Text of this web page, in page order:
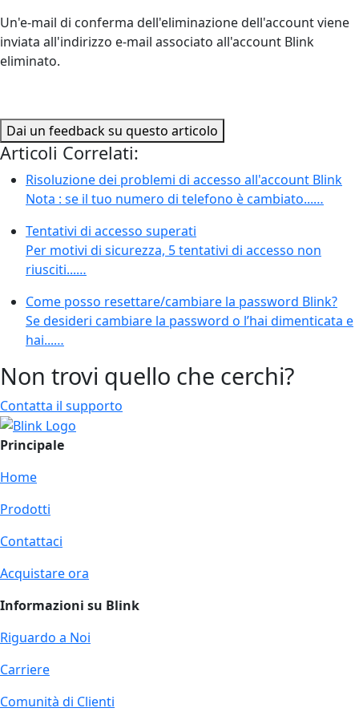
Un'e-mail di conferma dell'eliminazione dell'account viene
inviata all'indirizzo e-mail associato all'account Blink
eliminato.
Dai un feedback su questo articolo
Articoli Correlati:
Risoluzione dei problemi di accesso all'account Blink
Nota : se il tuo numero di telefono è cambiato...…
Tentativi di accesso superati
Per motivi di sicurezza, 5 tentativi di accesso non
riusciti...…
Come posso resettare/cambiare la password Blink?
Se desideri cambiare la password o l’hai dimenticata e
hai...…
Non trovi quello che cerchi?
Contatta il supporto
Principale
Home
Prodotti
Contattaci
Acquistare ora
Informazioni su Blink
Riguardo a Noi
Carriere
Comunità di Clienti